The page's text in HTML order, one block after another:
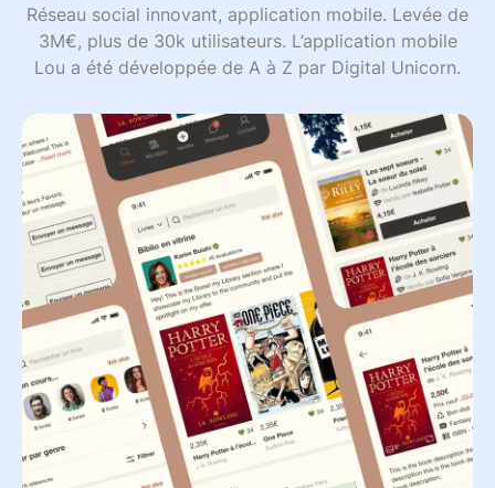
Réseau social innovant, application mobile. Levée de
3M€, plus de 30k utilisateurs. L’application mobile
Lou a été développée de A à Z par Digital Unicorn.